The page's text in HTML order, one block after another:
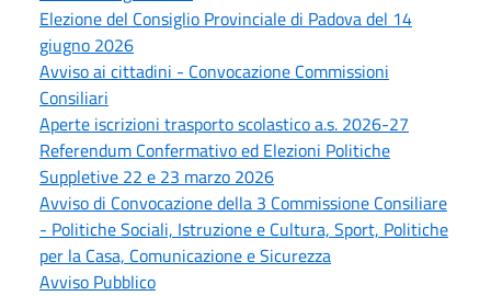
Elezione del Consiglio Provinciale di Padova del 14
giugno 2026
Avviso ai cittadini - Convocazione Commissioni
Consiliari
Aperte iscrizioni trasporto scolastico a.s. 2026-27
Referendum Confermativo ed Elezioni Politiche
Suppletive 22 e 23 marzo 2026
Avviso di Convocazione della 3 Commissione Consiliare
- Politiche Sociali, Istruzione e Cultura, Sport, Politiche
per la Casa, Comunicazione e Sicurezza
Avviso Pubblico